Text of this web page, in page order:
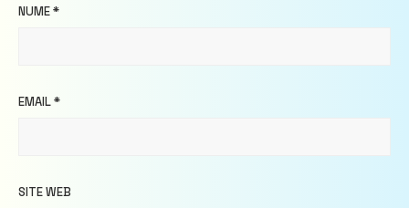
NUME*
EMAIL*
SITE WEB